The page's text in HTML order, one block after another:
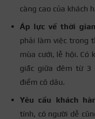
càng cao của khách
Áp lực về thời gian
phải làm việc trong
mùa cưới, lễ hội. Có
giấc giữa đêm từ 3
điểm cô dâu.
Yêu cầu khách
tính, có người dễ